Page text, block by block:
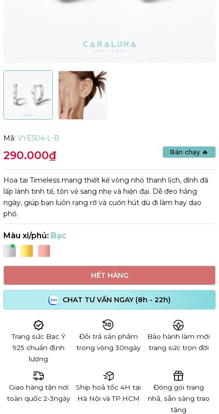
Mã: VYE504-L-B
Bán chạy 🔥
290.000₫
Hoa tai Timeless mang thiết kế vòng nhỏ thanh lịch, đính đá
lấp lánh tinh tế, tôn vẻ sang nhẹ và hiện đại. Dễ đeo hằng
ngày, giúp bạn luôn rạng rỡ và cuốn hút dù đi làm hay dạo
phố.
Màu xi/phủ: Bạc
HẾT HÀNG
CHAT TƯ VẤN NGAY (8h - 22h)
Trang sức Bạc Ý
925 chuẩn định
lượng
Đổi trả sản phẩm
trong vòng 30ngày
Bảo hành làm mới
trang sức trọn đời
Giao hàng tận nơi
toàn quốc 2-3ngày
Ship hoả tốc 4H tại
Hà Nội và TP.HCM
Đóng gói trang
nhã, sẵn sàng trao
tặng